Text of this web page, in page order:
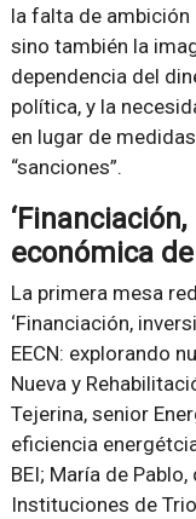
la falta de
sino también la
dependencia del
política, y la
en lugar de
“sanciones”.
económica de
La primera mesa
‘Financiación,
EECN: explorando
Nueva y
Tejerina, senior
eficiencia
BEI; María de
Instituciones de